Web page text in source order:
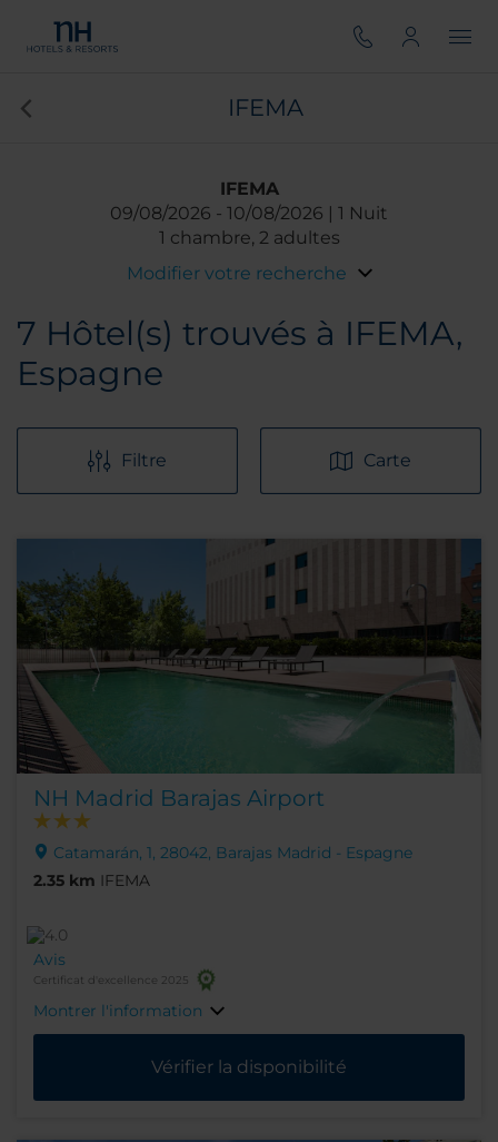
IFEMA
IFEMA
09/08/2026
10/08/2026
1 Nuit
1 chambre, 2 adultes
Modifier votre recherche
7 Hôtel(s) trouvés à IFEMA,
Espagne
Filtre Carte
NH Madrid Barajas Airport
Catamarán, 1, 28042, Barajas Madrid - Espagne
2.35 km IFEMA
Avis
Certificat d'excellence 2025
Montrer l'information
Vérifier la disponibilité